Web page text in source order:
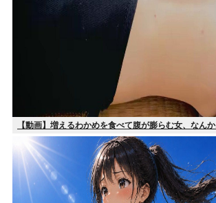
【動画】増えるわかめを食べて腹が膨らむ女、なん